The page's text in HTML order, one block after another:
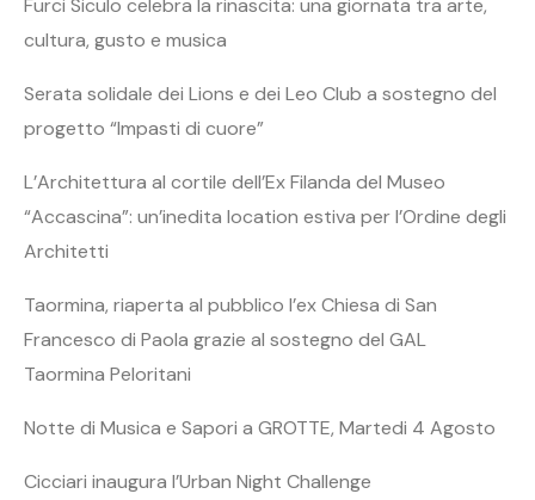
Furci Siculo celebra la rinascita: una giornata tra arte,
cultura, gusto e musica
Serata solidale dei Lions e dei Leo Club a sostegno del
progetto “Impasti di cuore”
L’Architettura al cortile dell’Ex Filanda del Museo
“Accascina”: un’inedita location estiva per l’Ordine degli
Architetti
Taormina, riaperta al pubblico l’ex Chiesa di San
Francesco di Paola grazie al sostegno del GAL
Taormina Peloritani
Notte di Musica e Sapori a GROTTE, Martedi 4 Agosto
Cicciari inaugura l’Urban Night Challenge